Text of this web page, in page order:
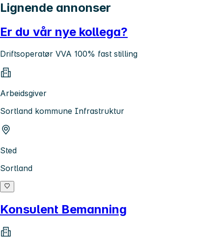
Lignende annonser
Er du vår nye kollega?
Driftsoperatør VVA 100% fast stilling
Arbeidsgiver
Sortland kommune Infrastruktur
Sted
Sortland
Konsulent Bemanning